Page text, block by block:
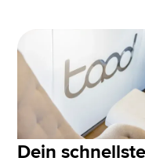
Dein